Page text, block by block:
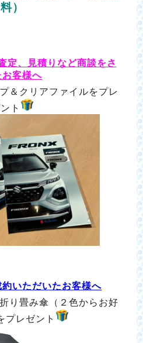
料）
定、見積りなど商談をさ
お客様へ
＆クリアファイルをプレ
ト
いただいたお客様へ
り畳み傘（２色からお好
プレゼント